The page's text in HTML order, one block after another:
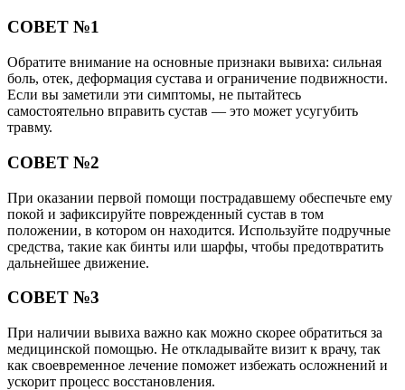
СОВЕТ №1
Обратите внимание на основные признаки вывиха: сильная
боль, отек, деформация сустава и ограничение подвижности.
Если вы заметили эти симптомы, не пытайтесь
самостоятельно вправить сустав — это может усугубить
травму.
СОВЕТ №2
При оказании первой помощи пострадавшему обеспечьте ему
покой и зафиксируйте поврежденный сустав в том
положении, в котором он находится. Используйте подручные
средства, такие как бинты или шарфы, чтобы предотвратить
дальнейшее движение.
СОВЕТ №3
При наличии вывиха важно как можно скорее обратиться за
медицинской помощью. Не откладывайте визит к врачу, так
как своевременное лечение поможет избежать осложнений и
ускорит процесс восстановления.